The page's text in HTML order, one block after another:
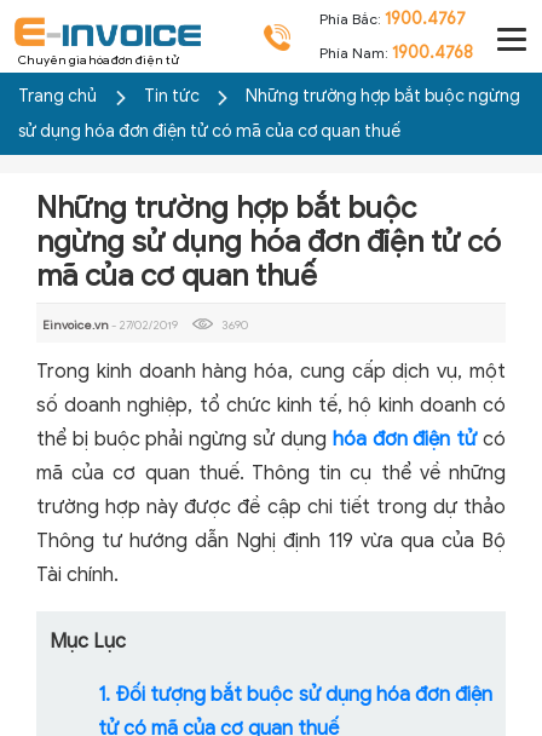
Chuyên gia hóa đơn điện tử
Phía Bắc: 1900.4767
Phía Nam: 1900.4768
Trang chủ Tin tức
Những trường hợp bắt buộc ngừng
sử dụng hóa đơn điện tử có mã của cơ quan thuế
Những trường hợp bắt buộc
ngừng sử dụng hóa đơn điện tử có
mã của cơ quan thuế
Einvoice.vn- 27/02/2019 3690
Trong kinh doanh hàng hóa, cung cấp dịch vụ, một
số doanh nghiệp, tổ chức kinh tế, hộ kinh doanh có
thể bị buộc phải ngừng sử dụng hóa đơn điện tửcó
mã của cơ quan thuế. Thông tin cụ thể về những
trường hợp này được đề cập chi tiết trong dự thảo
Thông tư hướng dẫn Nghị định 119 vừa qua của Bộ
Tài chính.
Mục Lục
1. Đối tượng bắt buộc sử dụng hóa đơn điện
tử có mã của cơ quan thuế